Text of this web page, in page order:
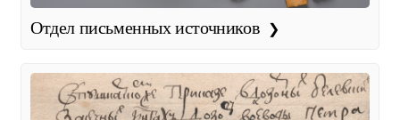
Отдел письменных источников